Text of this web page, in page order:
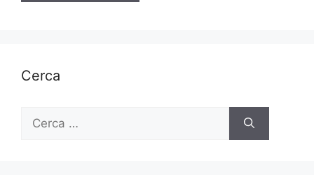
Cerca
Ricerca